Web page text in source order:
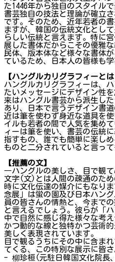
た1446年から独自のスタイル
書芸独自の技法と理論が確立
です。そのため、近年若者の
ますが、韓国の伝統文化とし
らしい伝統と言えます。特に
展した書体だからこその優雅
民体、版本体など様々な書体
ているため、日本人の皆様も学
【ハングルカリグラフィーとは
ハングルカリグラフィーは、
たいメッセージにデザイン性
来はハングル書芸から派生し
あり、日本で言うデザイン書
近は筆を使わず身近な道具を
イルも若者の間で人気を集め
ィーは筆を使い、書芸の伝統
指すもの、誰でも簡単に楽し
ものと二分されていると言っ
【推薦の文】
―ハングルの美しさ、目で観
文字(文)とは人間の疎通のた
時に文化伝達の媒介にもなり
念展」は蛍の園及び日本ハン
員の皆さんの情熱と、今まで
と言えるでしょう。彼らが「
中で自然に感じ得た様々な考
かつ動的な線と独特かつ芸術
美しく表現されています。
目で観るうちにその中に含ま
てくる、この特別な展示に皆さ
- 柳珍桓(元駐日韓国文化院長